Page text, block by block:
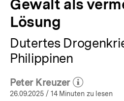
Gewalt als
Lösung
Dutertes
Philippinen
Peter Kreuzer
(Mehr zum Autor)
öffnen
26.09.2025 / 14 Minuten zu lesen